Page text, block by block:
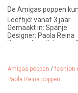
De Amigas poppen
Leeftijd: vanaf 3 jaar
Gemaakt in: Spanje
Designer: Paola Reina
Kenmerken: lichte
Carol draagt een
Amigas poppen / fashion
Paola Reina poppen